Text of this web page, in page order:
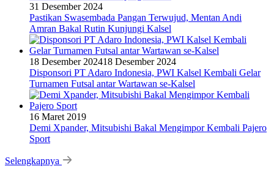
31 Desember 2024
Pastikan Swasembada Pangan Terwujud, Mentan Andi
Amran Bakal Rutin Kunjungi Kalsel
18 Desember 202418 Desember 2024
Disponsori PT Adaro Indonesia, PWI Kalsel Kembali Gelar
Turnamen Futsal antar Wartawan se-Kalsel
16 Maret 2019
Demi Xpander, Mitsubishi Bakal Mengimpor Kembali Pajero
Sport
Selengkapnya